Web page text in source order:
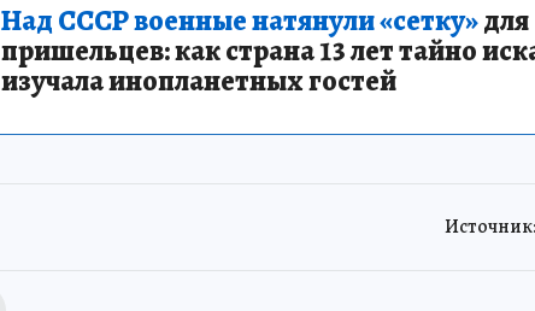
Над СССР военные натянули «сетку»для
пришельцев: как страна 13 лет тайно
изучала инопланетных гостей
Источник: